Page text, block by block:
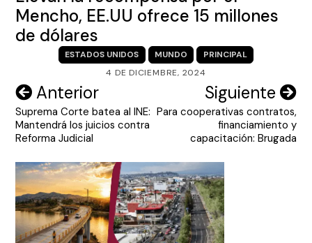
Mencho, EE.UU ofrece 15 millones
de dólares
ESTADOS UNIDOS MUNDO
PRINCIPAL
4 DE DICIEMBRE, 2024
Navegación
de
entradas
Anterior
Suprema Corte batea al INE:
Mantendrá los juicios contra
Reforma Judicial
Siguiente
Para cooperativas contratos,
financiamiento y
capacitación: Brugada